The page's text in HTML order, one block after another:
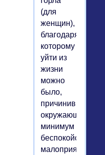
(для
женщин),
благодаря
которому
уйти из
жизни
можно
было,
причинив
окружающим
минимум
беспокойства
малоприятными